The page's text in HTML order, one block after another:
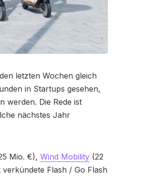
letzten Wochen gleich
in Startups gesehen,
werden. Die Rede ist
nächstes Jahr
Mio. €), Wind Mobility (22
Flash / Go Flash